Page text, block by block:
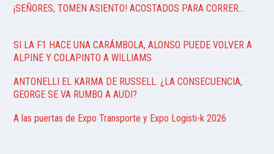
¡SEÑORES, TOMEN ASIENTO! ACOSTADOS PARA CORRER…
SI LA F1 HACE UNA CARÁMBOLA, ALONSO PUEDE VOLVER A
ALPINE Y COLAPINTO A WILLIAMS
ANTONELLI EL KARMA DE RUSSELL. ¿LA CONSECUENCIA,
GEORGE SE VA RUMBO A AUDI?
A las puertas de Expo Transporte y Expo Logisti-k 2026